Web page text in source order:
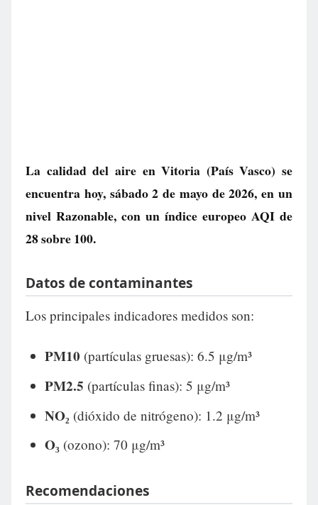
La calidad del aire enVitoria (País Vasco) se
encuentra hoy, sábado 2 de mayo de 2026, en un
nivel Razonable, con un índice europeo AQI de
28sobre 100.
Datos de contaminantes
Los principales indicadores medidos son:
PM10 (partículas gruesas): 6.5 μg/m³
PM2.5 (partículas finas): 5 μg/m³
NO₂ (dióxido de nitrógeno): 1.2 μg/m³
O₃ (ozono): 70 μg/m³
Recomendaciones